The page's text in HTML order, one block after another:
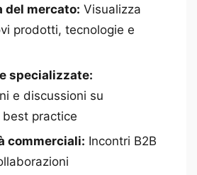
del mercato: Visualizza
prodotti, tecnologie e
specializzate:
e discussioni su
practice
commerciali: Incontri B2B